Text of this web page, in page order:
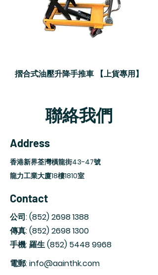
摺合式油壓升降手推車 【上貨專用】
聯絡我們
Address
香港新界荃灣橫龍街43-47號
龍力工業大廈18樓1810室
Contact
公司:(852) 2698 1388
傳真:(852) 2698 1300
手機: 羅生(852) 5448 9968
電郵: info@aainthk.com